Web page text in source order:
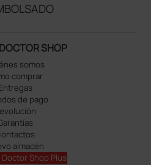
SHOP
somos
comprar
de pago
almacén
Shop Plus